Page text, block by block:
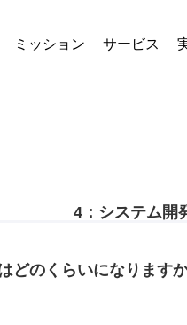
ミッション サービス
4：システム開
どのくらいになります